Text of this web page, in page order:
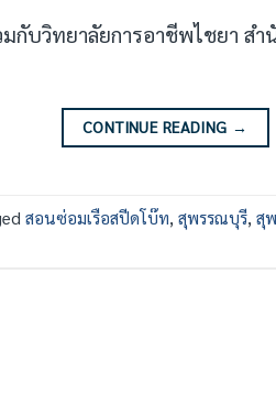
บวิทยาลัยการอาชีพไชยา สำ
CONTINUE READING →
สอนซ่อมเรือสปีดโบ๊ท, สุพรรณบุรี, สุ